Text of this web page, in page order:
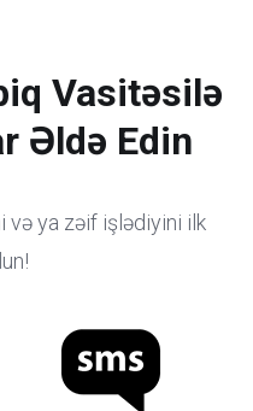
Vasitəsilə
Əldə Edin
və ya zəif işlədiyini ilk